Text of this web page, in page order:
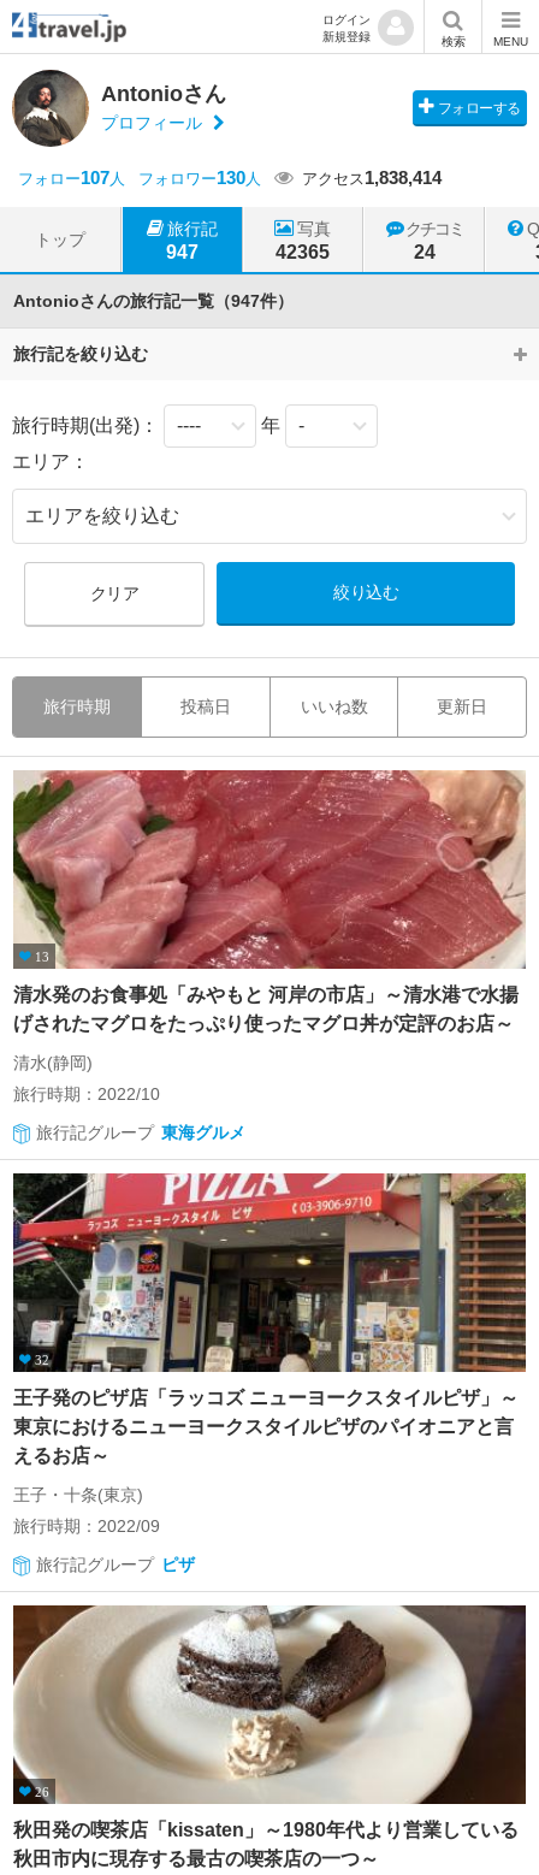
ログイン
新規登録
検索 MENU
Antonioさん
プロフィール
フォローする
フォロー107人 フォロワー130人 アクセス1,838,414
トップ
旅行記
947
写真
42365
クチコミ
24
Antonioさんの旅行記一覧（947件）
旅行記を絞り込む
旅行時期(出発)：
年
エリア：
クリア
旅行時期 投稿日 いいね数 更新日
13
清水発のお食事処「みやもと 河岸の市店」～清水港で水揚
げされたマグロをたっぷり使ったマグロ丼が定評のお店～
清水(静岡)
旅行時期：2022/10
旅行記グループ 東海グルメ
32
王子発のピザ店「ラッコズ ニューヨークスタイルピザ」～
東京におけるニューヨークスタイルピザのパイオニアと言
えるお店～
王子・十条(東京)
旅行時期：2022/09
旅行記グループ ピザ
26
秋田発の喫茶店「kissaten」～1980年代より営業している
秋田市内に現存する最古の喫茶店の一つ～